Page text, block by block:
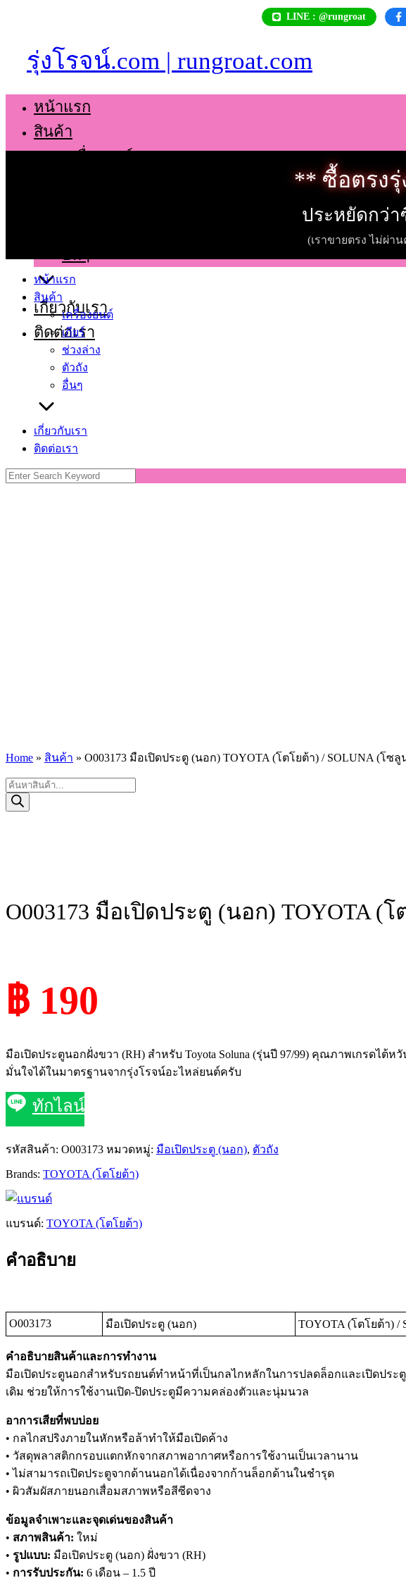
LINE : @rungroat
รุ่งโรจน์.com | rungroat.com
หน้าแรก
สินค้า
เครื่องยนต์
อื่นๆ
เกี่ยวกับเรา
ติดต่อเรา
** ซื้อตรง
ประหยัดกว่
(เราขายตรง ไม่ผ่า
หน้าแรก
สินค้า
เครื่องยนต์
เกียร์
ช่วงล่าง
ตัวถัง
อื่นๆ
เกี่ยวกับเรา
ติดต่อเรา
Search
for:
Home » สินค้า » O003173 มือเปิดประตู (นอก) TOYOTA (โตโยต้า) / SOLUNA (โซลู
Products
search
O003173 มือเปิดประตู (นอก) TOYOTA (
฿ 190
มือเปิดประตูนอกฝั่งขวา (RH) สำหรับ Toyota Soluna (รุ่นปี 97/99) คุณภาพเกรด
มั่นใจได้ในมาตรฐานจากรุ่งโรจน์อะไหล่ยนต์ครับ
ทักไลน์
รหัสสินค้า: O003173 หมวดหมู่: มือเปิดประตู (นอก), ตัวถัง
Brands: TOYOTA (โตโยต้า)
แบรนด์: TOYOTA (โตโยต้า)
คำอธิบาย
O003173 มือเปิดประตู (นอก) TOYOTA (โตโยต้า) /
คำอธิบายสินค้าและการทำงาน
มือเปิดประตูนอกสำหรับรถยนต์ทำหน้าที่เป็นกลไกหลักในการปลดล็อกและเปิดป
เดิม ช่วยให้การใช้งานเปิด-ปิดประตูมีความคล่องตัวและนุ่มนวล
อาการเสียที่พบบ่อย
• กลไกสปริงภายในหักหรือล้าทำให้มือเปิดค้าง
• วัสดุพลาสติกกรอบแตกหักจากสภาพอากาศหรือการใช้งานเป็นเวลานาน
• ไม่สามารถเปิดประตูจากด้านนอกได้เนื่องจากก้านล็อกด้านในชำรุด
• ผิวสัมผัสภายนอกเสื่อมสภาพหรือสีซีดจาง
ข้อมูลจำเพาะและจุดเด่นของสินค้า
• สภาพสินค้า: ใหม่
• รูปแบบ: มือเปิดประตู (นอก) ฝั่งขวา (RH)
• การรับประกัน: 6 เดือน – 1.5 ปี